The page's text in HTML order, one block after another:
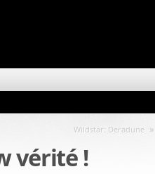
Wildstar: Deradune »
vérité !